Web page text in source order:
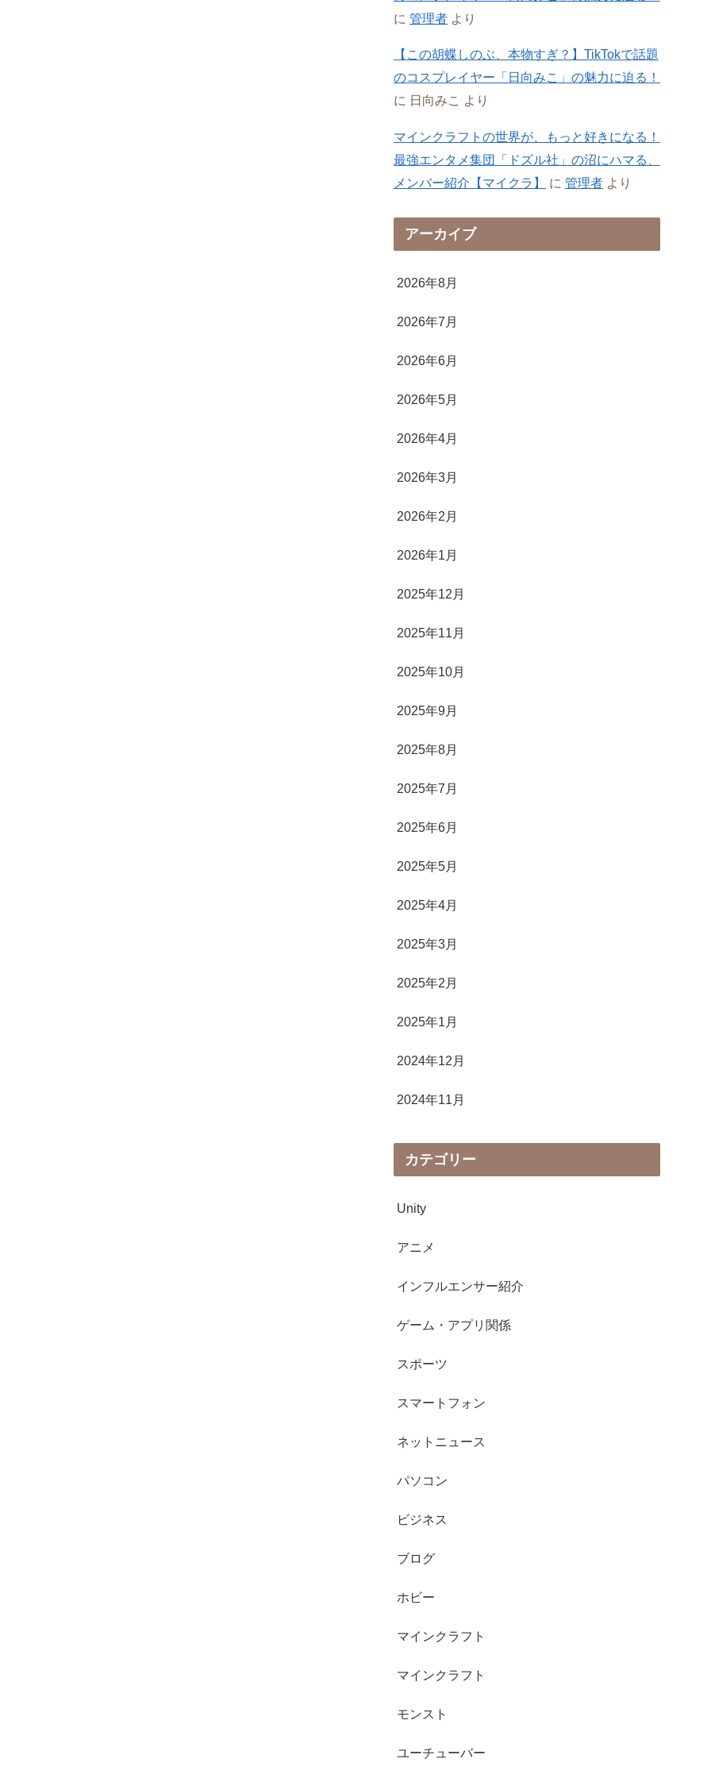
に 管理者 より
【この胡蝶しのぶ、本物すぎ？】TikTokで話題
のコスプレイヤー「日向みこ」の魅力に迫る！
に 日向みこ より
マインクラフトの世界が、もっと好きになる！
最強エンタメ集団「ドズル社」の沼にハマる、
メンバー紹介【マイクラ】
に 管理者 より
アーカイブ
2026年8月
2026年7月
2026年6月
2026年5月
2026年4月
2026年3月
2026年2月
2026年1月
2025年12月
2025年11月
2025年10月
2025年9月
2025年8月
2025年7月
2025年6月
2025年5月
2025年4月
2025年3月
2025年2月
2025年1月
2024年12月
2024年11月
カテゴリー
Unity
アニメ
インフルエンサー紹介
ゲーム・アプリ関係
スポーツ
スマートフォン
ネットニュース
パソコン
ビジネス
ブログ
ホビー
マインクラフト
マインクラフト
モンスト
ユーチューバー